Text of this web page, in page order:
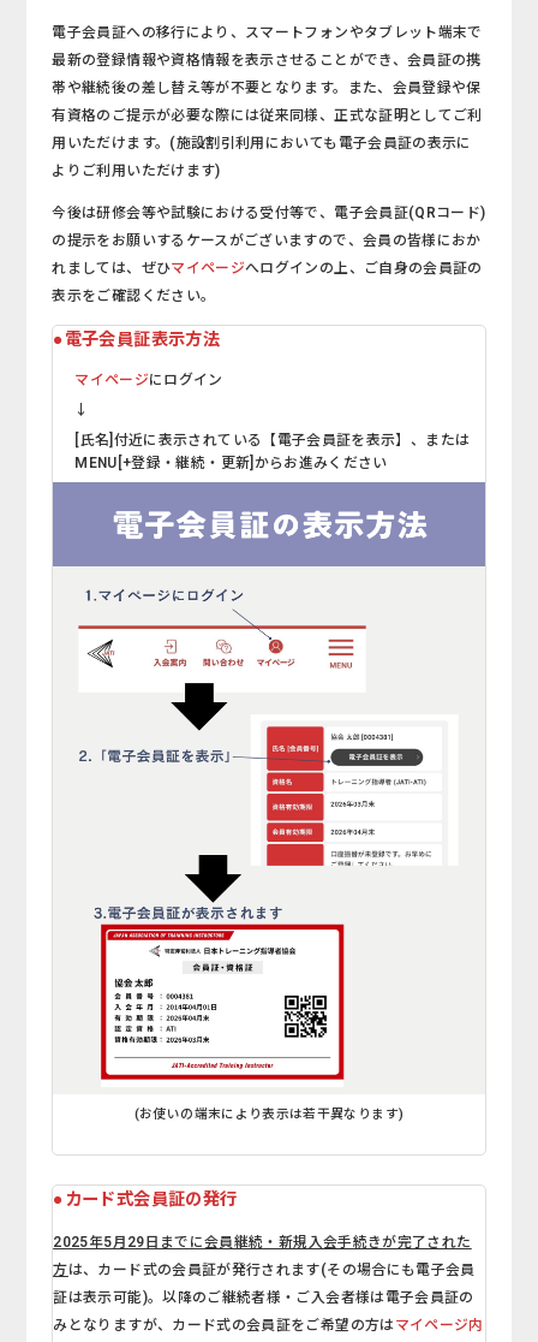
電子会員証への移行により、スマートフォンやタブレット端末で
最新の登録情報や資格情報を表示させることができ、会員証の携
帯や継続後の差し替え等が不要となります。また、会員登録や保
有資格のご提示が必要な際には従来同様、正式な証明としてご利
用いただけます。(施設割引利用においても電子会員証の表示に
よりご利用いただけます)
今後は研修会等や試験における受付等で、電子会員証(QRコード)
の提示をお願いするケースがございますので、会員の皆様におか
れましては、ぜひマイページへログインの上、ご自身の会員証の
表示をご確認ください。
●電子会員証表示方法
マイページにログイン
↓
[氏名]付近に表示されている【電子会員証を表示】、または
MENU[+登録・継続・更新]からお進みください
(お使いの端末により表示は若干異なります)
●カード式会員証の発行
2025年5月29日まで に会員継続・新規入会手続きが完了された
方は、カード式の会員証が発行されます(その場合にも電子会員
証は表示可能)。以降のご継続者様・ご入会者様は電子会員証の
みとなりますが、カード式の会員証をご希望の方はマイページ内